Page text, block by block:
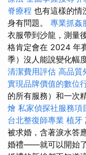
脊療程 也有這樣的情
身有問題。 專業抓姦
衣服帶到沙龍，測量
格肯定會在 2024 年
季）沒人能說變化幅
清潔費用評估 高品質
實現品牌價值的數位
的所有服務）和一次
燴 私家偵探社服務項
台北整復師專業 植牙
被求婚，含著淚水答
婚禮——就可以開始